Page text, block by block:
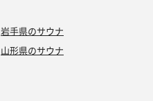
岩手県のサウナ
山形県のサウナ